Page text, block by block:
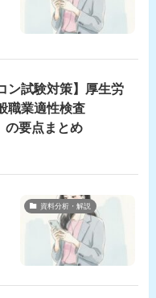
ン試験対策】厚生労
職業適性検査
の要点まとめ
資料分析・解説